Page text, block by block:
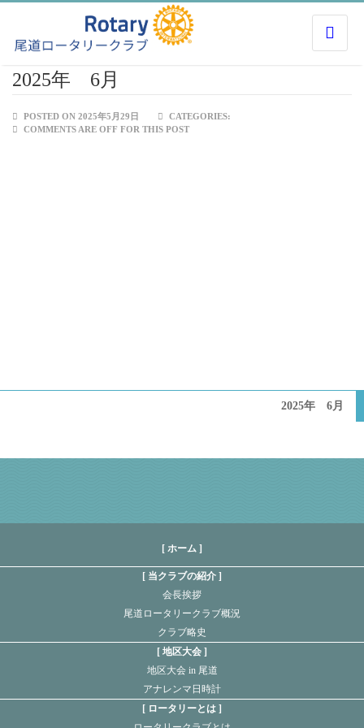
2025年 6月
POSTED ON 2025年5月29日
CATEGORIES:
COMMENTS ARE OFF FOR THIS POST
2025年 6月
[ ホーム ]
当クラブの紹介
会長挨拶
尾道ロータリークラブ概況
クラブ略史
地区大会
地区大会 in 尾道
アナレンマ日時計
ロータリーとは